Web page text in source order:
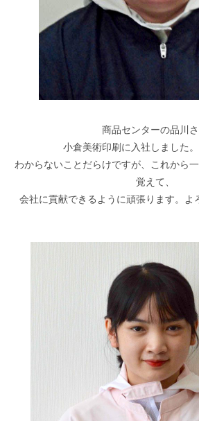
商品センターの品川
小倉美術印刷に入社しました。
わからないことだらけですが、これから
覚えて、
会社に貢献できるように頑張ります。よ